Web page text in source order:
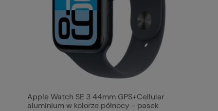
Apple Watch SE 3 44mm GPS+Cellular
aluminium w kolorze północy - pasek